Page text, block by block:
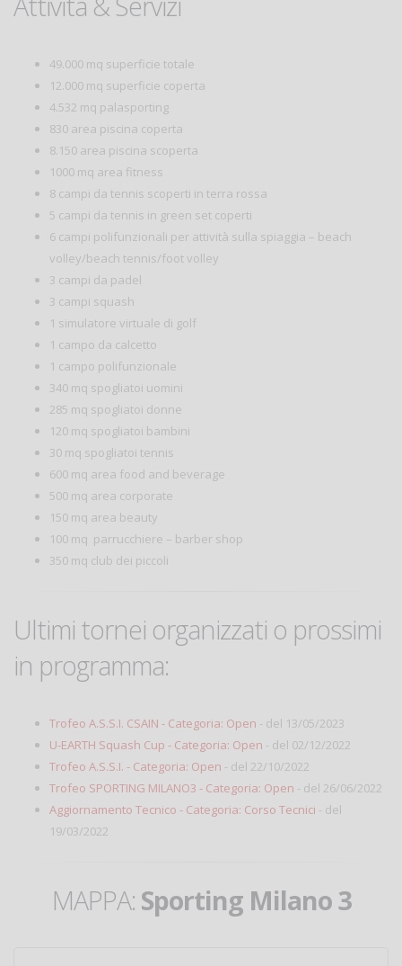
49.000 mq superficie totale
12.000 mq superficie coperta
4.532 mq palasporting
830 area piscina coperta
8.150 area piscina scoperta
1000 mq area fitness
8 campi da tennis scoperti in terra rossa
5 campi da tennis in green set coperti
6 campi polifunzionali per attività sulla spiaggia – beach
volley/beach tennis/foot volley
3 campi da padel
3 campi squash
1 simulatore virtuale di golf
1 campo da calcetto
1 campo polifunzionale
340 mq spogliatoi uomini
285 mq spogliatoi donne
120 mq spogliatoi bambini
30 mq spogliatoi tennis
600 mq area food and beverage
500 mq area corporate
150 mq area beauty
100 mq parrucchiere – barber shop
350 mq club dei piccoli
Ultimi tornei organizzati o prossimi
in programma:
Trofeo A.S.S.I. CSAIN - Categoria: Open - del 13/05/2023
U-EARTH Squash Cup - Categoria: Open - del 02/12/2022
Trofeo A.S.S.I. - Categoria: Open - del 22/10/2022
Trofeo SPORTING MILANO3 - Categoria: Open - del 26/06/2022
Aggiornamento Tecnico - Categoria: Corso Tecnici - del
19/03/2022
MAPPA: Sporting Milano 3